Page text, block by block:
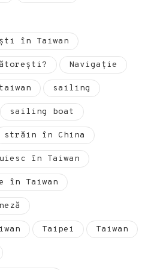
în Taiwan
Navigație
sailing
sailing boat
străin în China
în Taiwan
în Taiwan
Taipei Taiwan